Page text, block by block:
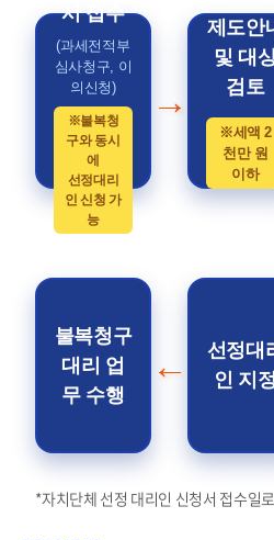
서 접수
(과세전적부
심사청구, 이
의신청)
※불복청
구와 동시
에
선정대리
인 신청 가
능
→
제도안
및 대
검토
※세액 2
천만 원
이하
불복청구
대리 업
무 수행
←
선정대
인 지정
*자치단체 선정 대리인 신청서 접수일